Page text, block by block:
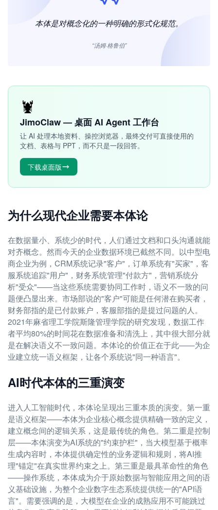
本体是对概念化的一种明确的形式化规范。
“汤姆·格鲁伯”
🦞
JimoClaw — 桌面 AI Agent 工作台
让 AI 处理本地资料、操控浏览器，最终交付可直接使用的
文档、表格与 PPT，而不只是一段回答。
下载桌面版
为什么现代企业需要本体论
在数据量小、系统少的时代，人们通过文档和口头沟通就能
对齐概念。然而今天的企业数据环境已截然不同。以中型电
商企业为例，CRM系统记录"客户"，订单系统有"买家"，客
服系统追踪"用户"，财务系统管理"付款方"，营销系统分
析"受众"——当这些系统需要协同工作时，语义不一致的问
题便凸显出来。市场部说的"客户"可能是任何潜在购买者，
财务部指的是已付款账户，客服部指的是提过问题的人。
2021年麻省理工学院斯隆管理学院的研究发现，数据工作
者平均80%的时间花在数据准备和清洗上，其中很大部分就
是在解决语义不一致问题。本体论的价值正在于此——为企
业建立统一语义框架，让各个系统说"同一种语言"。
AI时代本体的三重演变
进入人工智能时代，本体论呈现出三重本质的演变。第一重
是语义框架——本体为企业核心概念提供精确一致的定义，
建立概念间的逻辑关系，这是最传统的角色。第二重是控制
层——本体演变为AI系统的"约束护栏"，当大模型基于概率
生成内容时，本体提供确定性的业务逻辑和规则，将AI推
理"锚定"在真实世界约束之上。第三重是最具革命性的角色
——操作系统，本体成为介于原始数据与智能应用之间的语
义基础设施，为整个企业数字生态系统提供统一的"API语
言"。需要强调的是，大模型在企业的成熟应用不可能跳过